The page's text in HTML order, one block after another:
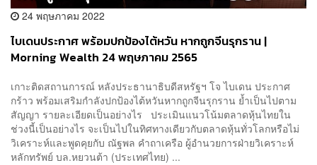
24 พฤษภาคม 2022
ไบเดนประกาศ พร้อมปกป้องไต้หวัน หากถูกจีนรุกราน |
Morning Wealth 24 พฤษภาคม 2565
เกาะติดสถานการณ์ หลังประธานาธิบดีสหรัฐฯ โจ ไบเดน ประกาศ
กร้าว พร้อมเสริมกำลังปกป้องไต้หวันหากถูกจีนรุกราน ย้ำเป็นไปตาม
สัญญา รายละเอียดเป็นอย่างไร ประเมินแนวโน้มตลาดหุ้นไทยใน
ช่วงนี้เป็นอย่างไร จะเป็นไปในทิศทางเดียวกับตลาดหุ้นทั่วโลกหรือไม่
วิเคราะห์และพูดคุยกับ ณัฐพล คำถาเครือ ผู้อำนวยการฝ่ายวิเคราะห์
หลักทรัพย์ บล.หยวนต้า (ประเทศไทย) ...